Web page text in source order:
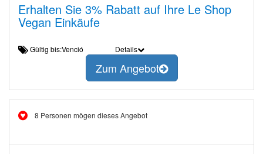
Erhalten Sie 3% Rabatt auf Ihre Le Shop
Vegan Einkäufe
Gültig bis:Venció Details
Zum Angebot
8 Personen mögen dieses Angebot